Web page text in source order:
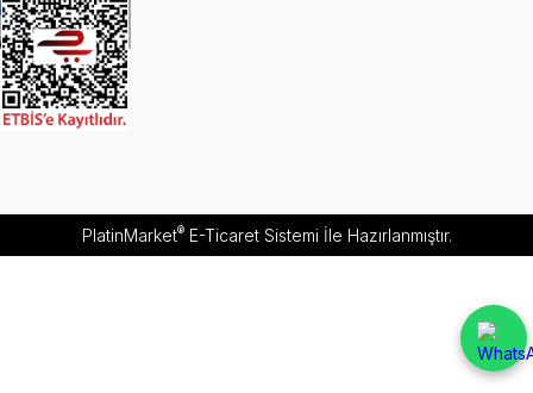
PlatinMarket®E-Ticaret Sistemiİle Hazırlanmıştır.